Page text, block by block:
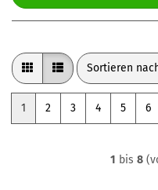
Sortieren
Sortieren
1 2 3 4 5 6
1 bis 8